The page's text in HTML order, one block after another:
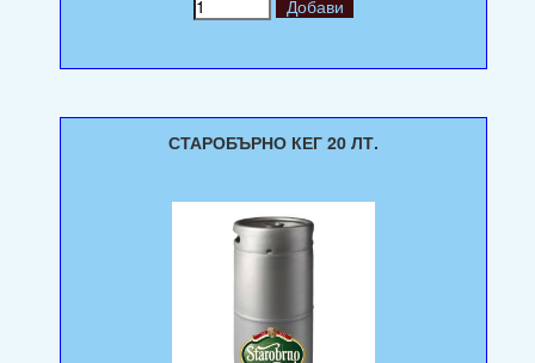
СТАРОБЪРНО КЕГ 20 ЛТ.